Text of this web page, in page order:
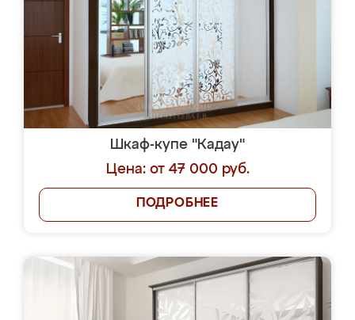
Шкаф-купе "Кадау"
Цена: от 47 000 руб.
ПОДРОБНЕЕ